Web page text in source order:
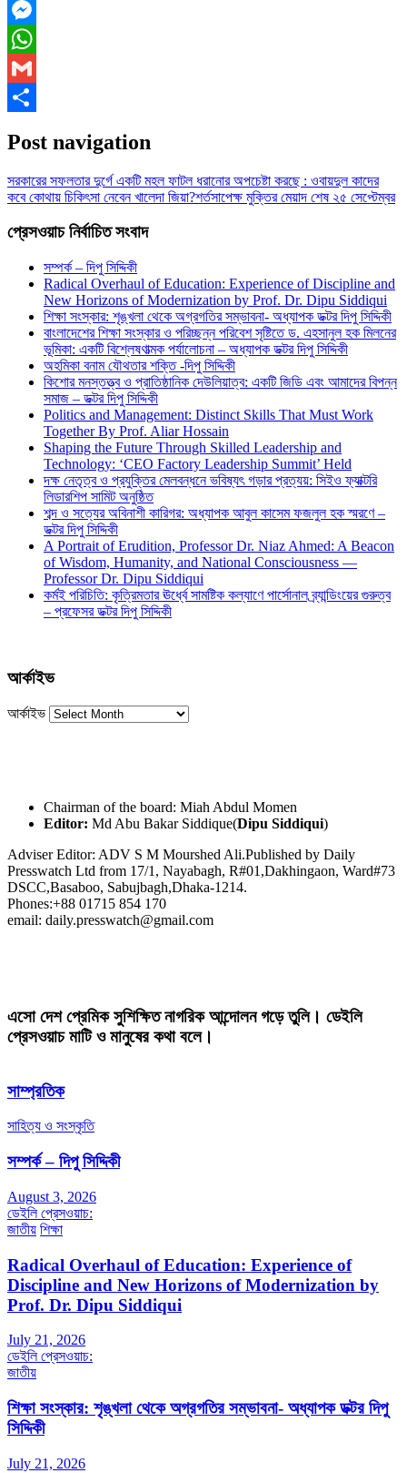
Facebook
Messenger
WhatsApp
Gmail
Post navigation
সরকারের সফলতার দুর্গে একটি মহল ফাটল ধরানোর অপচেষ্টা করছে : ওবায়দুল কাদের
কবে কোথায় চিকিৎসা নেবেন খালেদা জিয়া?শর্তসাপেক্ষ মুক্তির মেয়াদ শেষ ২৫ সেপ্টেম্বর
প্রেসওয়াচ নির্বাচিত সংবাদ
সম্পর্ক – দিপু সিদ্দিকী
Radical Overhaul of Education: Experience of Discipline and
New Horizons of Modernization by Prof. Dr. Dipu Siddiqui
শিক্ষা সংস্কার: শৃঙ্খলা থেকে অগ্রগতির সম্ভাবনা- অধ্যাপক ডক্টর দিপু সিদ্দিকী
বাংলাদেশের শিক্ষা সংস্কার ও পরিচ্ছন্ন পরিবেশ সৃষ্টিতে ড. এহসানুল হক মিলনের
ভূমিকা: একটি বিশ্লেষণাত্মক পর্যালোচনা – অধ্যাপক ডক্টর দিপু সিদ্দিকী
অহমিকা বনাম যৌথতার শক্তি -দিপু সিদ্দিকী
কিশোর মনস্তত্ত্ব ও প্রাতিষ্ঠানিক দেউলিয়াত্ব: একটি জিডি এবং আমাদের বিপন্ন
সমাজ – ডক্টর দিপু সিদ্দিকী
Politics and Management: Distinct Skills That Must Work
Together By Prof. Aliar Hossain
Shaping the Future Through Skilled Leadership and
Technology: ‘CEO Factory Leadership Summit’ Held
দক্ষ নেতৃত্ব ও প্রযুক্তির মেলবন্ধনে ভবিষ্যৎ গড়ার প্রত্যয়: সিইও ফ্যাক্টরি
লিডারশিপ সামিট অনুষ্ঠিত
শব্দ ও সত্যের অবিনাশী কারিগর: অধ্যাপক আবুল কাসেম ফজলুল হক স্মরণে –
ডক্টর দিপু সিদ্দিকী
A Portrait of Erudition, Professor Dr. Niaz Ahmed: A Beacon
of Wisdom, Humanity, and National Consciousness —
Professor Dr. Dipu Siddiqui
কর্মই পরিচিতি: কৃত্রিমতার ঊর্ধ্বে সামষ্টিক কল্যাণে পার্সোনাল ব্র্যান্ডিংয়ের গুরুত্ব
– প্রফেসর ডক্টর দিপু সিদ্দিকী
আর্কাইভ
আর্কাইভ
Chairman of the board: Miah Abdul Momen
Editor: Md Abu Bakar Siddique(Dipu Siddiqui)
Adviser Editor: ADV S M Mourshed Ali.Published by Daily
Presswatch Ltd from 17/1, Nayabagh, R#01,Dakhingaon, Ward#73
DSCC,Basaboo, Sabujbagh,Dhaka-1214.
Phones:+88 01715 854 170
email: daily.presswatch@gmail.com
এসো দেশ প্রেমিক সুশিক্ষিত নাগরিক আন্দোলন গড়ে তুলি। ডেইলি
প্রেসওয়াচ মাটি ও মানুষের কথা বলে।
সাম্প্রতিক
সাহিত্য ও সংস্কৃতি
সম্পর্ক – দিপু সিদ্দিকী
August 3, 2026
ডেইলি প্রেসওয়াচ:
জাতীয় শিক্ষা
Radical Overhaul of Education: Experience of
Discipline and New Horizons of Modernization by
Prof. Dr. Dipu Siddiqui
July 21, 2026
ডেইলি প্রেসওয়াচ:
জাতীয়
শিক্ষা সংস্কার: শৃঙ্খলা থেকে অগ্রগতির সম্ভাবনা- অধ্যাপক ডক্টর দিপু
সিদ্দিকী
July 21, 2026